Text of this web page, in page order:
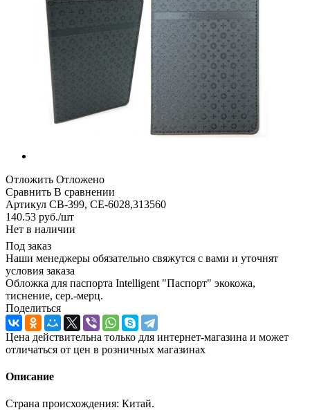
Отложить Отложено
Сравнить В сравнении
Артикул CB-399, CE-6028,313560
140.53 руб./шт
Нет в наличии
Под заказ
Наши менеджеры обязательно свяжутся с вами и уточнят
условия заказа
Обложка для паспорта Intelligent "Паспорт" экокожа,
тиснение, сер.-мерц.
Поделиться
Цена действительна только для интернет-магазина и может
отличаться от цен в розничных магазинах
Описание
Страна происхождения: Китай.